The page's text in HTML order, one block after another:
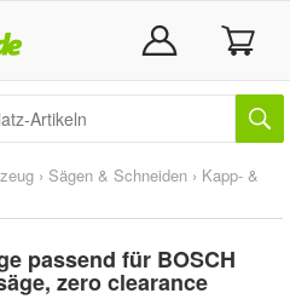
› Sägen & Schneiden › Kapp- &
passend für BOSCH
zero clearance